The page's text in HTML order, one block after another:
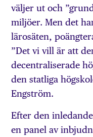
väljer ut och
miljöer. Men det
lärosäten,
”Det vi vill är att
decentraliserade
den statliga
Engström.
Efter den
en panel av